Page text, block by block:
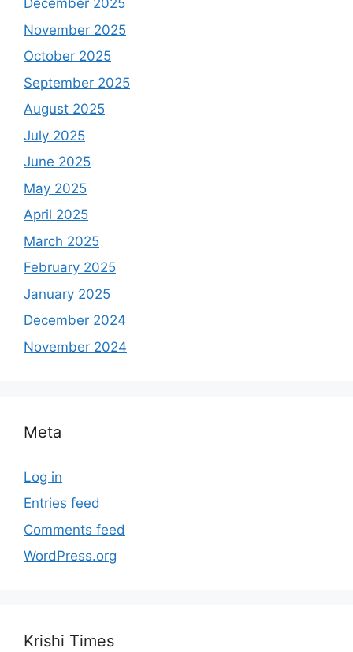
December 2025
November 2025
October 2025
September 2025
August 2025
July 2025
June 2025
May 2025
April 2025
March 2025
February 2025
January 2025
December 2024
November 2024
Meta
Log in
Entries feed
Comments feed
WordPress.org
Krishi Times